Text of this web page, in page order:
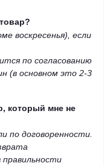
воскресенья), если
по согласованию
(в основном это 2-3
который мне не
по договоренности.
правильности